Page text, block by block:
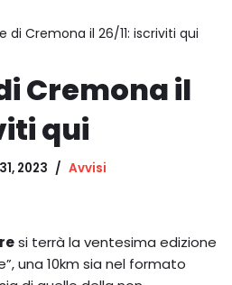
di Cremona il 26/11: iscriviti qui
Cremona il
qui
2023 Avvisi
si terrà la ventesima edizione
una 10km sia nel formato